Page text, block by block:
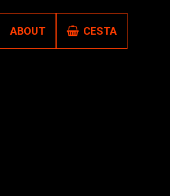
ABOUT CESTA